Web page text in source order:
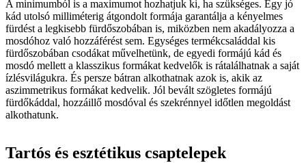
A minimumból is a maximumot hozhatjuk ki, ha szükséges. Egy jó
kád utolsó milliméterig átgondolt formája garantálja a kényelmes
fürdést a legkisebb fürdőszobában is, miközben nem akadályozza a
mosdóhoz való hozzáférést sem. Egységes termékcsaláddal kis
fürdőszobában csodákat művelhetünk, de egyedi formájú kád és
mosdó mellett a klasszikus formákat kedvelők is rátalálhatnak a saját
ízlésvilágukra. És persze bátran alkothatnak azok is, akik az
aszimmetrikus formákat kedvelik. Jól bevált szögletes formájú
fürdőkáddal, hozzáillő mosdóval és szekrénnyel időtlen megoldást
alkothatunk.
Tartós és esztétikus csaptelepek